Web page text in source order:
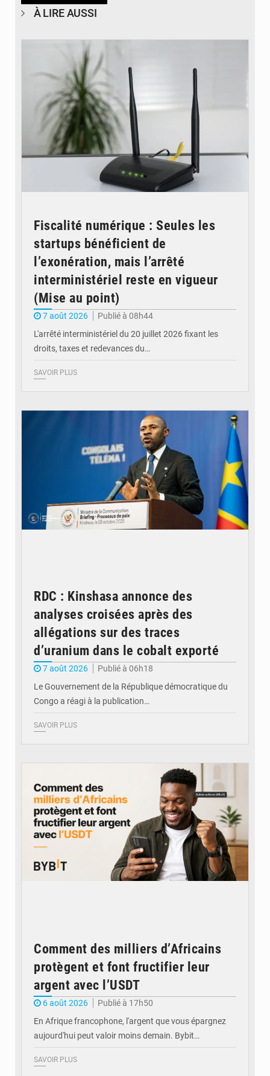
À LIRE AUSSI
Fiscalité numérique : Seules les
startups bénéficient de
l’exonération, mais l’arrêté
interministériel reste en vigueur
(Mise au point)
7 août 2026
Publié à 08h44
L'arrêté interministériel du 20 juillet 2026 fixant les
droits, taxes et redevances du…
SAVOIR PLUS
RDC : Kinshasa annonce des
analyses croisées après des
allégations sur des traces
d’uranium dans le cobalt exporté
7 août 2026
Publié à 06h18
Le Gouvernement de la République démocratique du
Congo a réagi à la publication…
SAVOIR PLUS
Comment des milliers d’Africains
protègent et font fructifier leur
argent avec l’USDT
6 août 2026
Publié à 17h50
En Afrique francophone, l'argent que vous épargnez
aujourd'hui peut valoir moins demain. Bybit…
SAVOIR PLUS